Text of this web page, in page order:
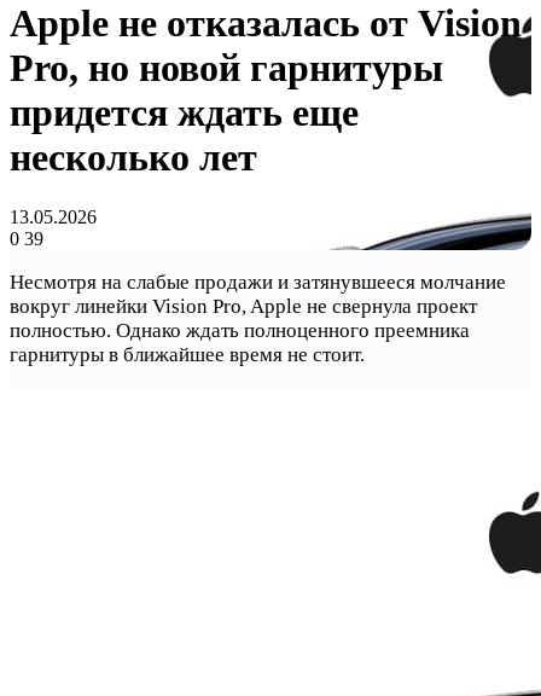
Apple не отказалась от Vision
Pro, но новой гарнитуры
придется ждать еще
несколько лет
13.05.2026
0 39
Несмотря на слабые продажи и затянувшееся молчание
вокруг линейки Vision Pro, Apple не свернула проект
полностью. Однако ждать полноценного преемника
гарнитуры в ближайшее время не стоит.